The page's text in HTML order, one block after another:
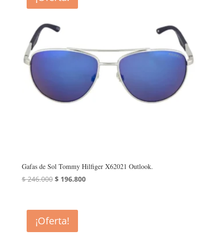
Gafas de Sol Tommy Hilfiger X62021 Outlook.
$246.000 El
era:
$ 246.000.
$196.800El
¡Oferta!